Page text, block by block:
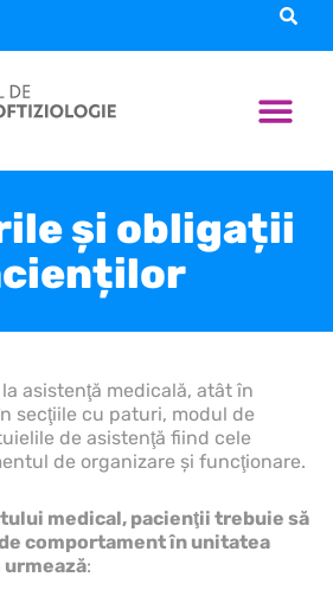
și obligații
asistenţă medicală, atât în
secţiile cu paturi, modul de
de asistenţă fiind cele
de organizare şi funcţionare.
medical, pacienţii trebuie să
comportament în unitatea
urmează: